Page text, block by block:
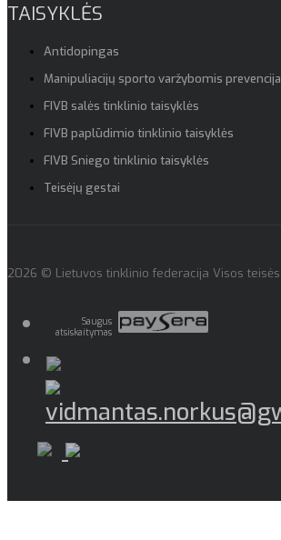
TAISYKLĖS
Antidopingas
Manipuliacijų sporto varžybomis prevencija
FIVB salės tinklinio taisyklės
FIVB paplūdimio tinklinio taisyklės
FIVB Sniego tinklinio taisyklės
Teisėjų gestai
2026 © Lietuvos tinklinio federacija Visos
Saugus
atsiskaitymas